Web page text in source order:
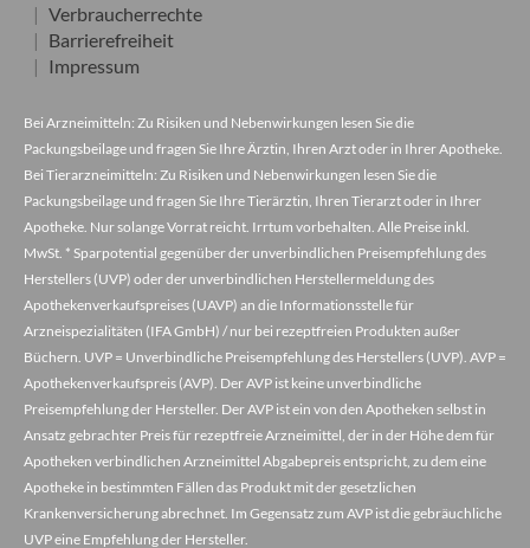
Verbraucherrechte
Barrierefreiheit
Impressum
Bei Arzneimitteln: Zu Risiken und Nebenwirkungen lesen Sie die
Packungsbeilage und fragen Sie Ihre Ärztin, Ihren Arzt oder in Ihrer Apotheke.
Bei Tierarzneimitteln: Zu Risiken und Nebenwirkungen lesen Sie die
Packungsbeilage und fragen Sie Ihre Tierärztin, Ihren Tierarzt oder in Ihrer
Apotheke. Nur solange Vorrat reicht. Irrtum vorbehalten. Alle Preise inkl.
MwSt. * Sparpotential gegenüber der unverbindlichen Preisempfehlung des
Herstellers (UVP) oder der unverbindlichen Herstellermeldung des
Apothekenverkaufspreises (UAVP) an die Informationsstelle für
Arzneispezialitäten (IFA GmbH) / nur bei rezeptfreien Produkten außer
Büchern. UVP = Unverbindliche Preisempfehlung des Herstellers (UVP). AVP =
Apothekenverkaufspreis (AVP). Der AVP ist keine unverbindliche
Preisempfehlung der Hersteller. Der AVP ist ein von den Apotheken selbst in
Ansatz gebrachter Preis für rezeptfreie Arzneimittel, der in der Höhe dem für
Apotheken verbindlichen Arzneimittel Abgabepreis entspricht, zu dem eine
Apotheke in bestimmten Fällen das Produkt mit der gesetzlichen
Krankenversicherung abrechnet. Im Gegensatz zum AVP ist die gebräuchliche
UVP eine Empfehlung der Hersteller.